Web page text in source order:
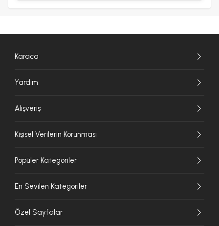
Karaca
Yardım
Alışveriş
Kişisel Verilerin Korunması
Popüler Kategoriler
En Sevilen Kategoriler
Özel Sayfalar